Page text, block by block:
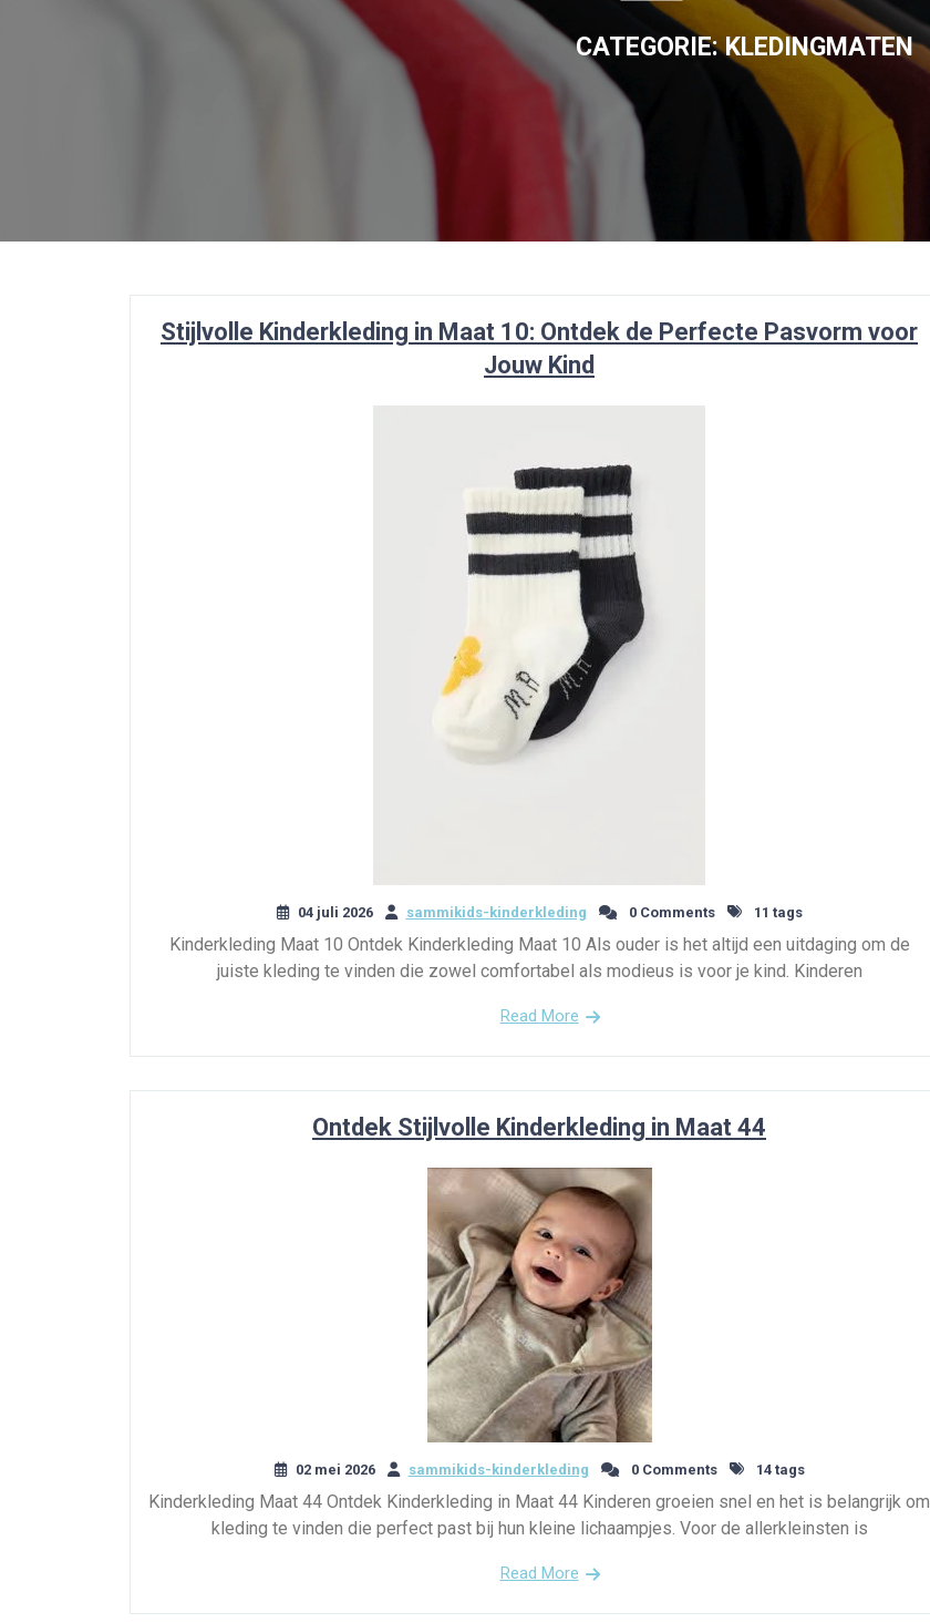
CATEGORIE:KLEDINGMATEN
Stijlvolle Kinderkleding in Maat 10: Ontdek de Perfecte Pasvorm voor
Jouw Kind
04 juli 2026 sammikids-kinderkleding 0 Comments 11 tags
Kinderkleding Maat 10 Ontdek Kinderkleding Maat 10 Als ouder is het altijd een uitdaging om de
juiste kleding te vinden die zowel comfortabel als modieus is voor je kind. Kinderen
Read More
Ontdek Stijlvolle Kinderkleding in Maat 44
02 mei 2026 sammikids-kinderkleding 0 Comments 14 tags
Kinderkleding Maat 44 Ontdek Kinderkleding in Maat 44 Kinderen groeien snel en het is belangrijk om
kleding te vinden die perfect past bij hun kleine lichaampjes. Voor de allerkleinsten is
Read More